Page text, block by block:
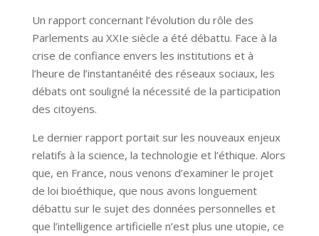
Un rapport concernant l’évolution du rôle des
Parlements au XXIe siècle a été débattu. Face à la
crise de confiance envers les institutions et à
l’heure de l’instantanéité des réseaux sociaux, les
débats ont souligné la nécessité de la participation
des citoyens.
Le dernier rapport portait sur les nouveaux enjeux
relatifs à la science, la technologie et l’éthique. Alors
que, en France, nous venons d’examiner le projet
de loi bioéthique, que nous avons longuement
débattu sur le sujet des données personnelles et
que l’intelligence artificielle n’est plus une utopie, ce